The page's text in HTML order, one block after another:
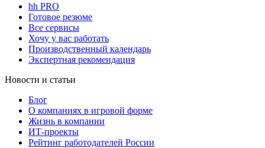
hh PRO
Готовое резюме
Все сервисы
Хочу у вас работать
Производственный календарь
Экспертная рекомендация
Новости и статьи
Блог
О компаниях в игровой форме
Жизнь в компании
ИТ-проекты
Рейтинг работодателей России